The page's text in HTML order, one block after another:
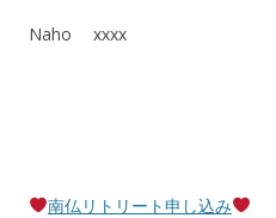
Naho xxxx
南仏リトリート申し込み